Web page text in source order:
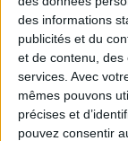
des informations
publicités et du
et de contenu,
services. Avec
mêmes pouvons
précises et
pouvez consentir